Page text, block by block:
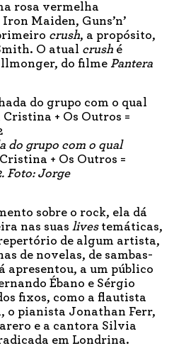
rosa vermelha
Maiden, Guns’n’
crush, a propósito,
O atual crush é
do filme Pantera
do grupo com o qual
+ Os Outros =
Foto: Jorge
sobre o rock, ela dá
nas suas livestemáticas,
de algum artista,
de novelas, de sambas-
apresentou, a um público
Ébano e Sérgio
fixos, como a flautista
o pianista Jonathan Ferr,
e a cantora Silvia
em Londrina.